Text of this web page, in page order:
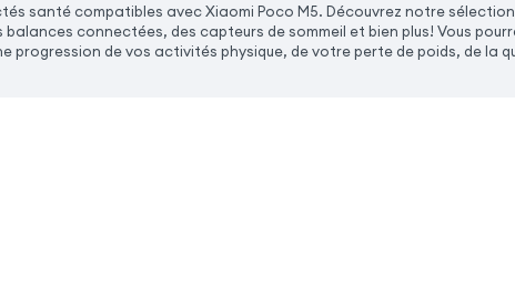
santé compatibles avec Xiaomi Poco M5. Découvrez notre
balances connectées, des capteurs de sommeil et bien plus! Vous
progression de vos activités physique, de votre perte de poids, de la